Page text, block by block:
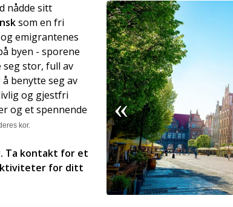
nådde sitt
som en fri
emigrantenes
byen - sporene
seg stor, full av
benytte seg av
og gjestfri
og et spennende
kor.
Ta kontakt for et
for ditt